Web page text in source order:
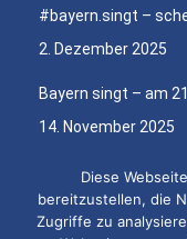
window
#bayern.singt –
2. Dezember 2025
Bayern singt – am
14. November 2025
Chorausflug vom 1.
22. Juli 2025
Diese
bereitzustellen, die
Zugriffe zu